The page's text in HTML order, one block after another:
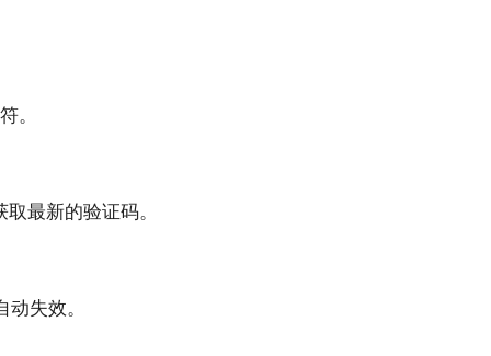
。
最新的验证码。
失效。